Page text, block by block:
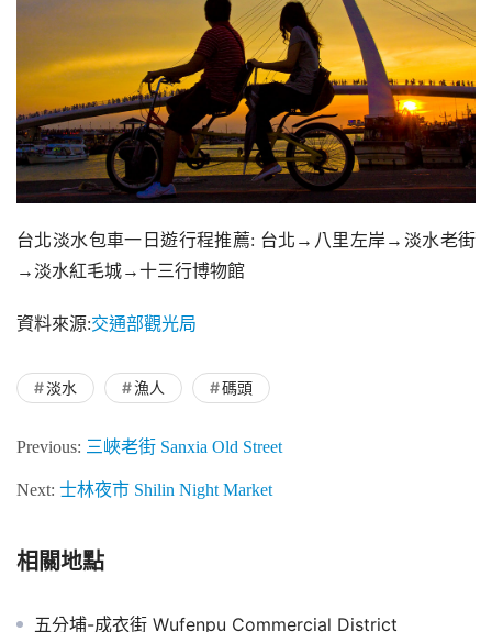
台北淡水包車一日遊行程推薦: 台北→八里左岸→淡水老街
→淡水紅毛城→十三行博物館
資料來源:交通部觀光局
淡水 漁人 碼頭
Previous: 三峽老街 Sanxia Old Street
Next: 士林夜市 Shilin Night Market
相關地點
五分埔-成衣街 Wufenpu Commercial District